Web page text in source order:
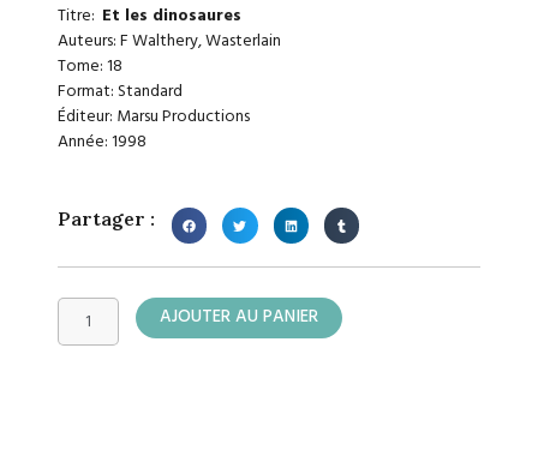
Titre: Et les dinosaures
Auteurs: F Walthery, Wasterlain
Tome: 18
Format: Standard
Éditeur: Marsu Productions
Année: 1998
Partager :
quantité
AJOUTER AU PANIER